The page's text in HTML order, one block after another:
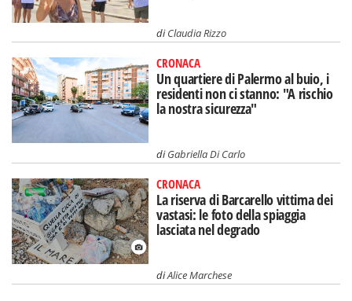
diClaudia Rizzo
CRONACA
Un quartiere di Palermo al buio, i
residenti non ci stanno: "A rischio
la nostra sicurezza"
diGabriella Di Carlo
CRONACA
La riserva di Barcarello vittima dei
vastasi: le foto della spiaggia
lasciata nel degrado
diAlice Marchese